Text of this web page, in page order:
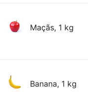
Maçãs, 1 kg
Banana, 1 kg